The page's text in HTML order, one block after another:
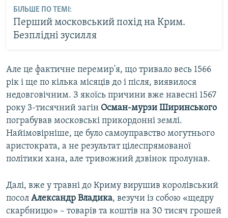
БІЛЬШЕ ПО ТЕМІ:
Перший московський похід на Крим.
Безплідні зусилля
Але це фактичне перемир'я, що тривало весь 1566
рік і ще по кілька місяців до і після, виявилося
недовговічним. З якоїсь причини вже навесні 1567
року 3-тисячний загін Осман-мурзи Ширинського
пограбував московські прикордонні землі.
Найімовірніше, це було самоуправство могутнього
аристократа, а не результат цілеспрямованої
політики хана, але тривожний дзвінок пролунав.
Далі, вже у травні до Криму вирушив королівський
посол Александр Владика, везучи із собою «щедру
скарбницю» – товарів та коштів на 30 тисяч грошей